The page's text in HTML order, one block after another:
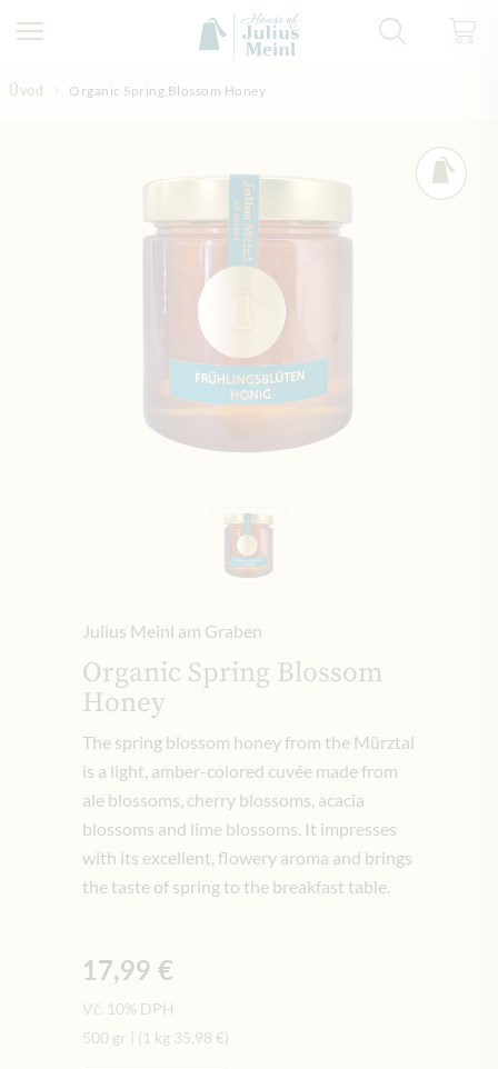
Úvod Organic Spring Blossom Honey
Julius Meinl am Graben
Organic Spring Blossom
Honey
The spring blossom honey from the Mürztal
is a light, amber-colored cuvée made from
ale blossoms, cherry blossoms, acacia
blossoms and lime blossoms. It impresses
with its excellent, flowery aroma and brings
the taste of spring to the breakfast table.
17,99 €
Vč. 10% DPH
500 gr
(1 kg 35,98 €)